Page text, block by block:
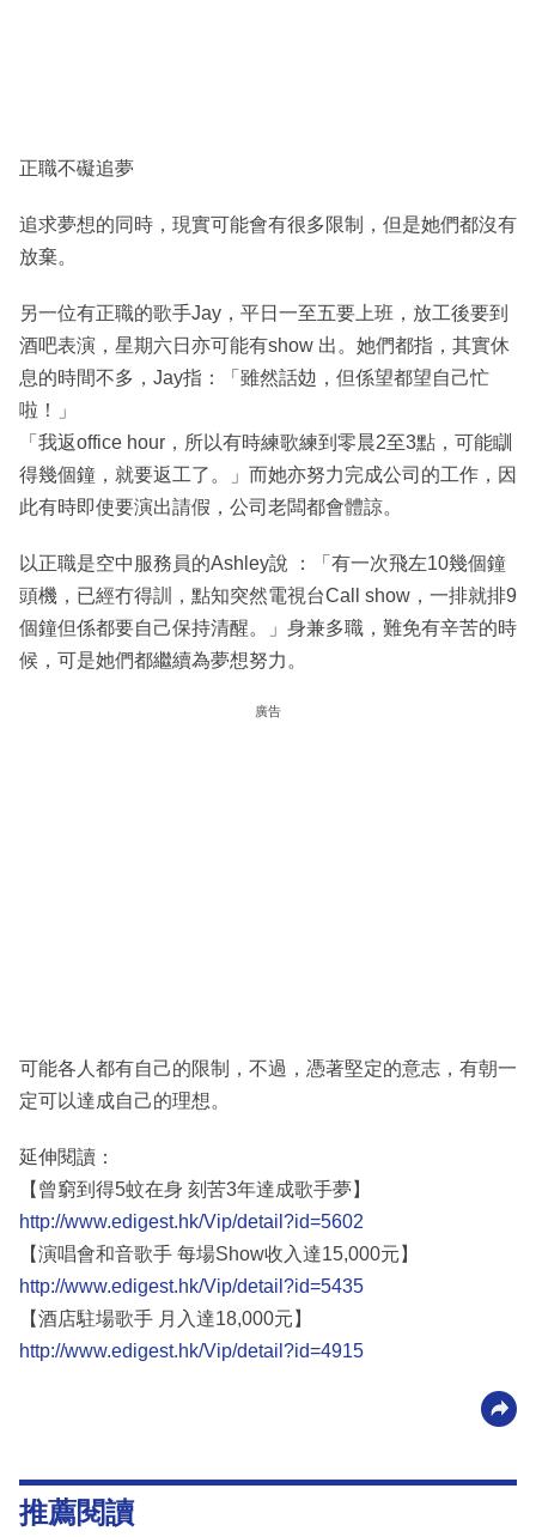
正職不礙追夢
追求夢想的同時，現實可能會有很多限制，但是她們都沒有
放棄。
另一位有正職的歌手Jay，平日一至五要上班，放工後要到
酒吧表演，星期六日亦可能有show 出。她們都指，其實休
息的時間不多，Jay指：「雖然話攰，但係望都望自己忙
啦！」
「我返office hour，所以有時練歌練到零晨2至3點，可能瞓
得幾個鐘，就要返工了。」而她亦努力完成公司的工作，因
此有時即使要演出請假，公司老闆都會體諒。
以正職是空中服務員的Ashley說 ：「有一次飛左10幾個鐘
頭機，已經冇得訓，點知突然電視台Call show，一排就排9
個鐘但係都要自己保持清醒。」身兼多職，難免有辛苦的時
候，可是她們都繼續為夢想努力。
廣告
可能各人都有自己的限制，不過，憑著堅定的意志，有朝一
定可以達成自己的理想。
延伸閱讀：
【曾窮到得5蚊在身 刻苦3年達成歌手夢】
http://www.edigest.hk/Vip/detail?id=5602
【演唱會和音歌手 每場Show收入達15,000元】
http://www.edigest.hk/Vip/detail?id=5435
【酒店駐場歌手 月入達18,000元】
http://www.edigest.hk/Vip/detail?id=4915
推薦閱讀